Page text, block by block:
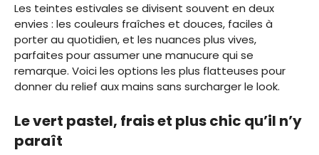
Les teintes estivales se divisent souvent en deux
envies : les couleurs fraîches et douces, faciles à
porter au quotidien, et les nuances plus vives,
parfaites pour assumer une manucure qui se
remarque. Voici les options les plus flatteuses pour
donner du relief aux mains sans surcharger le look.
Le vert pastel, frais et plus chic qu’il n’y
paraît